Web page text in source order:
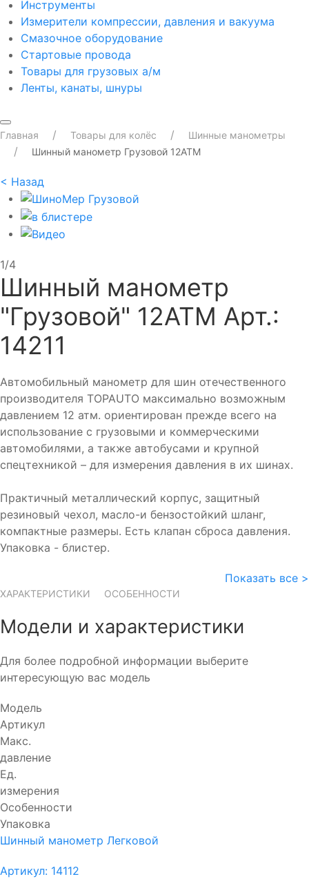
Инструменты
Измерители компрессии, давления и вакуума
Смазочное оборудование
Стартовые провода
Товары для грузовых а/м
Ленты, канаты, шнуры
Главная Товары для колёс
Шинные манометры
Шинный манометр Грузовой 12ATM
< Назад
1/4
Шинный манометр
"Грузовой" 12ATM Арт.:
14211
Автомобильный манометр для шин отечественного
производителя TOPAUTO максимально возможным
давлением 12 атм. ориентирован прежде всего на
использование с грузовыми и коммерческими
автомобилями, а также автобусами и крупной
спецтехникой – для измерения давления в их шинах.
Практичный металлический корпус, защитный
резиновый чехол, масло-и бензостойкий шланг,
компактные размеры. Есть клапан сброса давления.
Упаковка - блистер.
Показать все >
ХАРАКТЕРИСТИКИ ОСОБЕННОСТИ
Модели и характеристики
Для более подробной информации выберите
интересующую вас модель
Модель
Артикул
Макс.
давление
Ед.
измерения
Особенности
Упаковка
Шинный манометр Легковой
Артикул: 14112